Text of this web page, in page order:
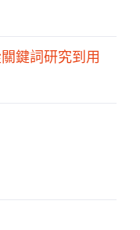
鍵詞研究到用